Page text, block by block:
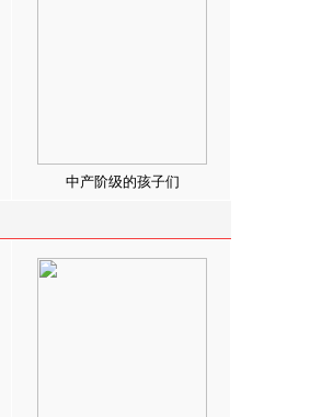
中产阶级的孩子们